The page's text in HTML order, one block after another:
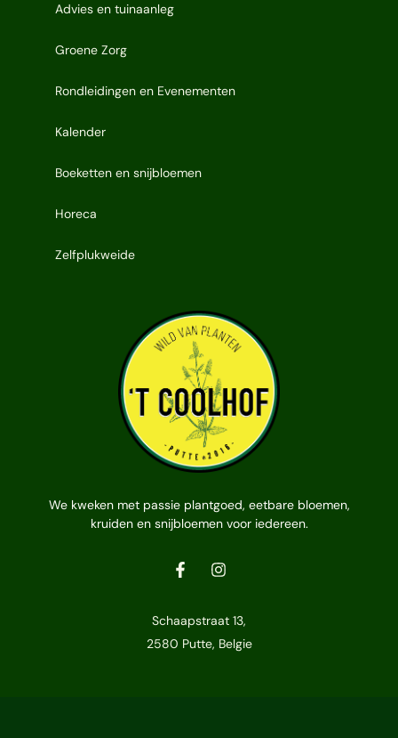
We kweken met passie plantgoed, eetbare bloemen,
kruiden en snijbloemen voor iedereen.
Schaapstraat 13,
2580 Putte, Belgie
Advies en tuinaanleg
Groene Zorg
Rondleidingen en Evenementen
Kalender
Boeketten en snijbloemen
Horeca
Zelfplukweide